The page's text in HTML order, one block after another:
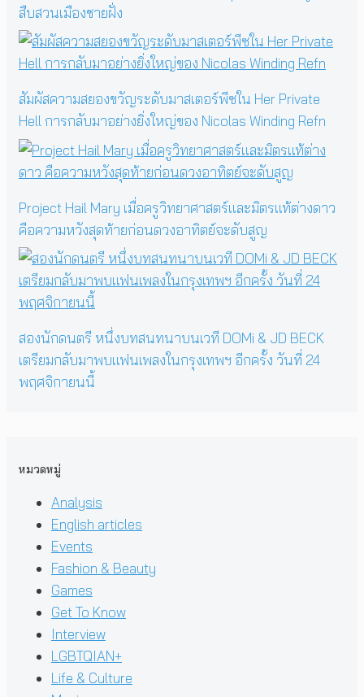
สืบสวนเมืองชายฝั่ง
สัมผัสความสยองขวัญระดับมาสเตอร์พีซใน Her Private
Hell การกลับมาอย่างยิ่งใหญ่ของ Nicolas Winding Refn
Project Hail Mary เมื่อครูวิทยาศาสตร์และมิตรแท้ต่างดาว
คือความหวังสุดท้ายก่อนดวงอาทิตย์จะดับสูญ
สองนักดนตรี หนึ่งบทสนทนาบนเวที DOMi & JD BECK
เตรียมกลับมาพบแฟนเพลงในกรุงเทพฯ อีกครั้ง วันที่ 24
พฤศจิกายนนี้
หมวดหมู่
Analysis
English articles
Events
Fashion & Beauty
Games
Get To Know
Interview
LGBTQIAN+
Life & Culture